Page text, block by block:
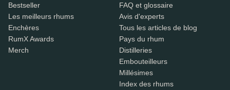
Bestseller
Les meilleurs rhums
Enchères
RumX Awards
Merch
FAQ et glossaire
Avis d'experts
Tous les articles de blog
Pays du rhum
Distilleries
Embouteilleurs
Millésimes
Index des rhums